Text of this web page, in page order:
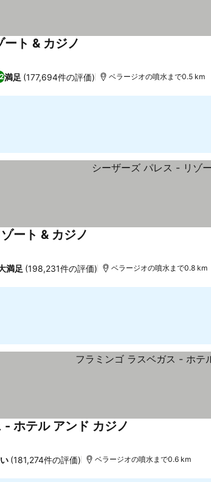
ト & カジノ
満足 (177,694件の評価) ベラージオの噴水まで0.5 km
ート & カジノ
満足 (198,231件の評価) ベラージオの噴水まで0.8 km
ホテル アンド カジノ
(181,274件の評価) ベラージオの噴水まで0.6 km